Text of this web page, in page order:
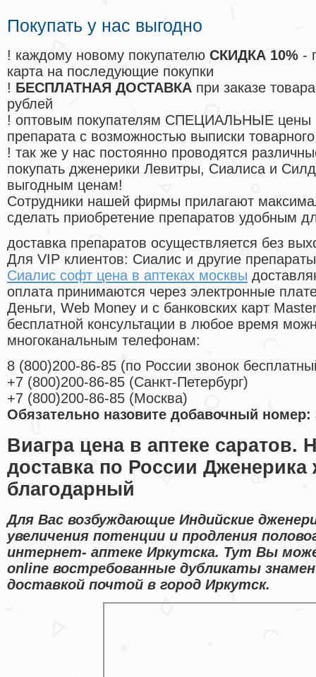
Покупать у нас выгодно
! каждому новому покупателю СКИДКА 10% -
карта на последующие покупки
! БЕСПЛАТНАЯ ДОСТАВКА при заказе
рублей
! оптовым покупателям СПЕЦИАЛЬНЫЕ цены
препарата с возможностью выписки
! так же у нас постоянно проводятся
покупать дженерики Левитры, Сиалиса и
выгодным ценам!
Cотрудники нашей фирмы прилагают
сделать приобретение препаратов удобным
доставка препаратов осуществляется без
Для VIP клиентов: Сиалис и другие
Сиалис софт цена в аптеках москвы
оплата принимаются через электронные
Деньги, Web Money и с банковских карт
бесплатной консультации в любое время
многоканальным телефонам:
8 (800)200-86-85 (по России звонок
+7 (800)200-86-85 (Санкт-Петербург)
+7 (800)200-86-85 (Москва)
Обязательно назовите добавочный номер:
Виагра цена в аптеке саратов.
доставка по России Дженерика
благодарный
Для Вас возбуждающие Индийские
увеличения потенции и продления
интернет- аптеке Иркутска. Тут Вы
online востребованные дубликаты
доставкой почтой в город Иркутск.